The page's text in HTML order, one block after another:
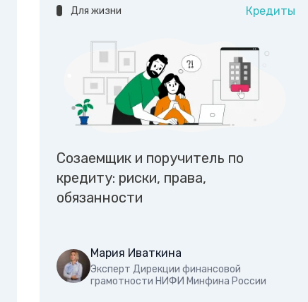
Для жизни Кредиты
Созаемщик и поручитель по
кредиту: риски, права,
обязанности
Мария Иваткина
Эксперт Дирекции финансовой
грамотности НИФИ Минфина России